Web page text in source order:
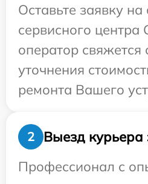
Оставьте заявку на
сервисного
оператор свяжется
уточнения
ремонта Вашего
2
Выезд курьера
Профессионал с